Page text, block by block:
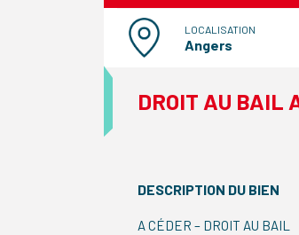
LOCALISATION
Angers
DROIT AU BAIL
DESCRIPTION DU BIEN
A CÉDER – DROIT AU BAIL